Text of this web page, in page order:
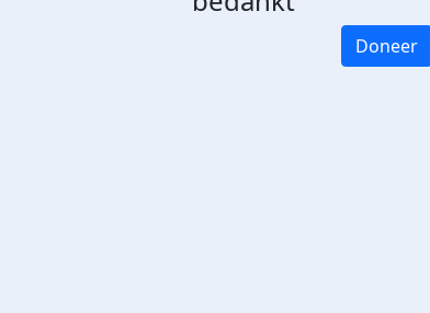
Doneer